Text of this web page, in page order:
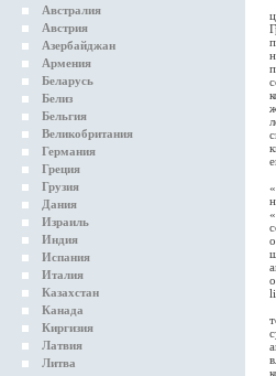
Австралия
Австрия
Азербайджан
Армения
Беларусь
Белиз
Бельгия
Великобритания
Германия
Греция
Грузия
Дания
Израиль
Индия
Испания
Италия
Казахстан
Канада
Киргизия
Латвия
Литва